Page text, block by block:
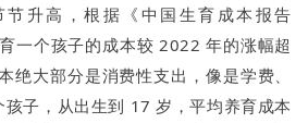
节升高，根据《中国生育成本报告
一个孩子的成本较 2022 年的涨幅超
绝大部分是消费性支出，像是学费、
孩子，从出生到 17 岁，平均养育成本